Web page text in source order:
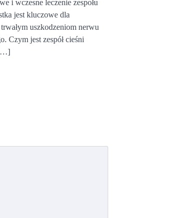
i wczesne leczenie zespołu
jest kluczowe dla
uszkodzeniom nerwu
Czym jest zespół cieśni